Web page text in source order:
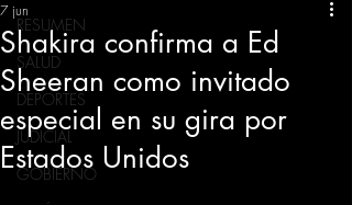
RESUMEN
SALUD
DEPORTES
JUDICIAL
GOBIERNO
Shakira confirma a Ed
Sheeran como invitado
especial en su gira por
Estados Unidos
7 jun